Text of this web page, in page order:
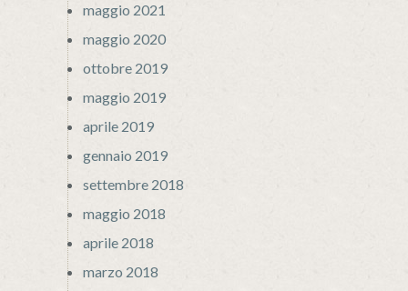
maggio 2021
maggio 2020
ottobre 2019
maggio 2019
aprile 2019
gennaio 2019
settembre 2018
maggio 2018
aprile 2018
marzo 2018